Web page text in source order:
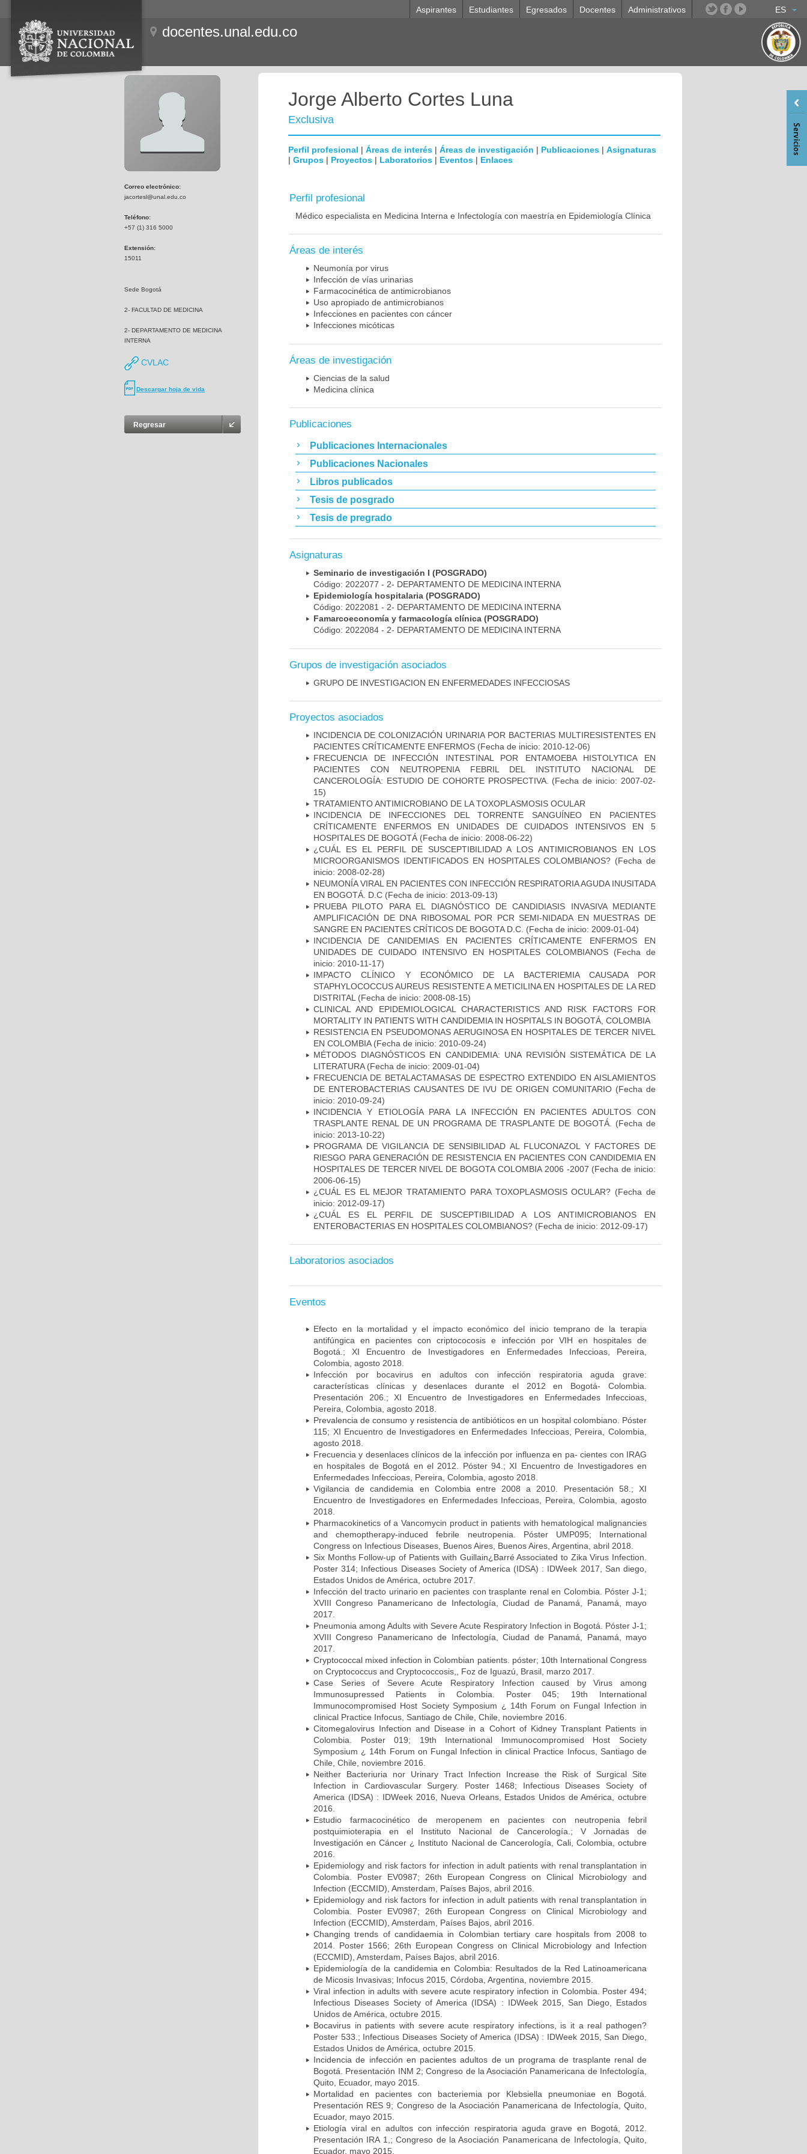
ES
Aspirantes Estudiantes Egresados Docentes Administrativos
docentes.unal.edu.co
Correo electrónico:
jacortesl@unal.edu.co
Teléfono:
+57 (1) 316 5000
Extensión:
15011
Sede Bogotá
2- FACULTAD DE MEDICINA
2- DEPARTAMENTO DE MEDICINA
INTERNA
CVLAC
Descargar hoja de vida
Regresar
Jorge Alberto Cortes Luna
Exclusiva
Perfil profesional | Áreas de interés | Áreas de investigación | Publicaciones | Asignaturas
| Grupos | Proyectos | Laboratorios | Eventos | Enlaces
Perfil profesional
Médico especialista en Medicina Interna e Infectología con maestría en Epidemiología Clínica
Áreas de interés
Neumonía por virus
Infección de vías urinarias
Farmacocinética de antimicrobianos
Uso apropiado de antimicrobianos
Infecciones en pacientes con cáncer
Infecciones micóticas
Áreas de investigación
Ciencias de la salud
Medicina clínica
Publicaciones
Publicaciones Internacionales
Publicaciones Nacionales
Libros publicados
Tesis de posgrado
Tesis de pregrado
Asignaturas
Seminario de investigación I (POSGRADO)
Código: 2022077 - 2- DEPARTAMENTO DE MEDICINA INTERNA
Epidemiología hospitalaria (POSGRADO)
Código: 2022081 - 2- DEPARTAMENTO DE MEDICINA INTERNA
Famarcoeconomía y farmacología clínica (POSGRADO)
Código: 2022084 - 2- DEPARTAMENTO DE MEDICINA INTERNA
Grupos de investigación asociados
GRUPO DE INVESTIGACION EN ENFERMEDADES INFECCIOSAS
Proyectos asociados
INCIDENCIA DE COLONIZACIÓN URINARIA POR BACTERIAS MULTIRESISTENTES EN
PACIENTES CRÍTICAMENTE ENFERMOS (Fecha de inicio: 2010-12-06)
FRECUENCIA DE INFECCIÓN INTESTINAL POR ENTAMOEBA HISTOLYTICA EN
PACIENTES CON NEUTROPENIA FEBRIL DEL INSTITUTO NACIONAL DE
CANCEROLOGÍA: ESTUDIO DE COHORTE PROSPECTIVA.
(Fecha de inicio: 2007-02-
15)
TRATAMIENTO ANTIMICROBIANO DE LA TOXOPLASMOSIS OCULAR
INCIDENCIA DE INFECCIONES DEL TORRENTE SANGUÍNEO EN PACIENTES
CRÍTICAMENTE ENFERMOS EN UNIDADES DE CUIDADOS INTENSIVOS EN 5
HOSPITALES DE BOGOTÁ (Fecha de inicio: 2008-06-22)
¿CUÁL ES EL PERFIL DE SUSCEPTIBILIDAD A LOS ANTIMICROBIANOS EN LOS
MICROORGANISMOS IDENTIFICADOS EN HOSPITALES COLOMBIANOS? (Fecha de
inicio: 2008-02-28)
NEUMONÍA VIRAL EN PACIENTES CON INFECCIÓN RESPIRATORIA AGUDA INUSITADA
EN BOGOTÁ. D.C (Fecha de inicio: 2013-09-13)
PRUEBA PILOTO PARA EL DIAGNÓSTICO DE CANDIDIASIS INVASIVA MEDIANTE
AMPLIFICACIÓN DE DNA RIBOSOMAL POR PCR SEMI-NIDADA EN MUESTRAS DE
SANGRE EN PACIENTES CRÍTICOS DE BOGOTA D.C. (Fecha de inicio: 2009-01-04)
INCIDENCIA DE CANIDEMIAS EN PACIENTES CRÍTICAMENTE ENFERMOS EN
UNIDADES DE CUIDADO INTENSIVO EN HOSPITALES COLOMBIANOS (Fecha de
inicio: 2010-11-17)
IMPACTO CLÍNICO Y ECONÓMICO DE LA BACTERIEMIA CAUSADA POR
STAPHYLOCOCCUS AUREUS RESISTENTE A METICILINA EN HOSPITALES DE LA RED
DISTRITAL (Fecha de inicio: 2008-08-15)
CLINICAL AND EPIDEMIOLOGICAL CHARACTERISTICS AND RISK FACTORS FOR
MORTALITY IN PATIENTS WITH CANDIDEMIA IN HOSPITALS IN BOGOTÁ, COLOMBIA
RESISTENCIA EN PSEUDOMONAS AERUGINOSA EN HOSPITALES DE TERCER NIVEL
EN COLOMBIA (Fecha de inicio: 2010-09-24)
MÉTODOS DIAGNÓSTICOS EN CANDIDEMIA: UNA REVISIÓN SISTEMÁTICA DE LA
LITERATURA(Fecha de inicio: 2009-01-04)
FRECUENCIA DE BETALACTAMASAS DE ESPECTRO EXTENDIDO EN AISLAMIENTOS
DE ENTEROBACTERIAS CAUSANTES DE IVU DE ORIGEN COMUNITARIO(Fecha de
inicio: 2010-09-24)
INCIDENCIA Y ETIOLOGÍA PARA LA INFECCIÓN EN PACIENTES ADULTOS CON
TRASPLANTE RENAL DE UN PROGRAMA DE TRASPLANTE DE BOGOTÁ.
(Fecha de
inicio: 2013-10-22)
PROGRAMA DE VIGILANCIA DE SENSIBILIDAD AL FLUCONAZOL Y FACTORES DE
RIESGO PARA GENERACIÓN DE RESISTENCIA EN PACIENTES CON CANDIDEMIA EN
HOSPITALES DE TERCER NIVEL DE BOGOTA COLOMBIA 2006 -2007 (Fecha de inicio:
2006-06-15)
¿CUÁL ES EL MEJOR TRATAMIENTO PARA TOXOPLASMOSIS OCULAR? (Fecha de
inicio: 2012-09-17)
¿CUÁL ES EL PERFIL DE SUSCEPTIBILIDAD A LOS ANTIMICROBIANOS EN
ENTEROBACTERIAS EN HOSPITALES COLOMBIANOS? (Fecha de inicio: 2012-09-17)
Laboratorios asociados
Eventos
Efecto en la mortalidad y el impacto económico del inicio temprano de la terapia
antifúngica en pacientes con criptococosis e infección por VIH en hospitales de
Bogotá.; XI Encuentro de Investigadores en Enfermedades Infeccioas, Pereira,
Colombia, agosto 2018.
Infección por bocavirus en adultos con infección respiratoria aguda grave:
características clínicas y desenlaces durante el 2012 en Bogotá- Colombia.
Presentación 206.; XI Encuentro de Investigadores en Enfermedades Infeccioas,
Pereira, Colombia, agosto 2018.
Prevalencia de consumo y resistencia de antibióticos en un hospital colombiano. Póster
115; XI Encuentro de Investigadores en Enfermedades Infeccioas, Pereira, Colombia,
agosto 2018.
Frecuencia y desenlaces clínicos de la infección por influenza en pa- cientes con IRAG
en hospitales de Bogotá en el 2012. Póster 94.; XI Encuentro de Investigadores en
Enfermedades Infeccioas, Pereira, Colombia, agosto 2018.
Vigilancia de candidemia en Colombia entre 2008 a 2010. Presentación 58.; XI
Encuentro de Investigadores en Enfermedades Infeccioas, Pereira, Colombia, agosto
2018.
Pharmacokinetics of a Vancomycin product in patients with hematological malignancies
and chemoptherapy-induced febrile neutropenia. Póster UMP095; International
Congress on Infectious Diseases, Buenos Aires, Buenos Aires, Argentina, abril 2018.
Six Months Follow-up of Patients with Guillain¿Barré Associated to Zika Virus Infection.
Poster 314; Infectious Diseases Society of America (IDSA) : IDWeek 2017, San diego,
Estados Unidos de América, octubre 2017.
Infección del tracto urinario en pacientes con trasplante renal en Colombia. Póster J-1;
XVIII Congreso Panamericano de Infectología, Ciudad de Panamá, Panamá, mayo
2017.
Pneumonia among Adults with Severe Acute Respiratory Infection in Bogotá. Póster J-1;
XVIII Congreso Panamericano de Infectología, Ciudad de Panamá, Panamá, mayo
2017.
Cryptococcal mixed infection in Colombian patients. póster; 10th International Congress
on Cryptococcus and Cryptococcosis,, Foz de Iguazú, Brasil, marzo 2017.
Case Series of Severe Acute Respiratory Infection caused by Virus among
Immunosupressed Patients in Colombia. Poster 045; 19th International
Immunocompromised Host Society Symposium ¿ 14th Forum on Fungal Infection in
clinical Practice Infocus, Santiago de Chile, Chile, noviembre 2016.
Citomegalovirus Infection and Disease in a Cohort of Kidney Transplant Patients in
Colombia. Poster 019; 19th International Immunocompromised Host Society
Symposium ¿ 14th Forum on Fungal Infection in clinical Practice Infocus, Santiago de
Chile, Chile, noviembre 2016.
Neither Bacteriuria nor Urinary Tract Infection Increase the Risk of Surgical Site
Infection in Cardiovascular Surgery. Poster 1468; Infectious Diseases Society of
America (IDSA) : IDWeek 2016, Nueva Orleans, Estados Unidos de América, octubre
2016.
Estudio farmacocinético de meropenem en pacientes con neutropenia febril
postquimioterapia en el Instituto Nacional de Cancerología.; V Jornadas de
Investigación en Cáncer ¿ Instituto Nacional de Cancerología, Cali, Colombia, octubre
2016.
Epidemiology and risk factors for infection in adult patients with renal transplantation in
Colombia. Poster EV0987; 26th European Congress on Clinical Microbiology and
Infection (ECCMID), Amsterdam, Países Bajos, abril 2016.
Epidemiology and risk factors for infection in adult patients with renal transplantation in
Colombia. Poster EV0987; 26th European Congress on Clinical Microbiology and
Infection (ECCMID), Amsterdam, Países Bajos, abril 2016.
Changing trends of candidaemia in Colombian tertiary care hospitals from 2008 to
2014. Poster 1566; 26th European Congress on Clinical Microbiology and Infection
(ECCMID), Amsterdam, Países Bajos, abril 2016.
Epidemiología de la candidemia en Colombia: Resultados de la Red Latinoamericana
de Micosis Invasivas; Infocus 2015, Córdoba, Argentina, noviembre 2015.
Viral infection in adults with severe acute respiratory infection in Colombia. Poster 494;
Infectious Diseases Society of America (IDSA) : IDWeek 2015, San Diego, Estados
Unidos de América, octubre 2015.
Bocavirus in patients with severe acute respiratory infections, is it a real pathogen?
Poster 533.; Infectious Diseases Society of America (IDSA) : IDWeek 2015, San Diego,
Estados Unidos de América, octubre 2015.
Incidencia de infección en pacientes adultos de un programa de trasplante renal de
Bogotá. Presentación INM 2; Congreso de la Asociación Panamericana de Infectología,
Quito, Ecuador, mayo 2015.
Mortalidad en pacientes con bacteriemia por Klebsiella pneumoniae en Bogotá.
Presentación RES 9; Congreso de la Asociación Panamericana de Infectología, Quito,
Ecuador, mayo 2015.
Etiología viral en adultos con infección respiratoria aguda grave en Bogotá, 2012.
Presentación IRA 1,; Congreso de la Asociación Panamericana de Infectología, Quito,
Ecuador, mayo 2015.